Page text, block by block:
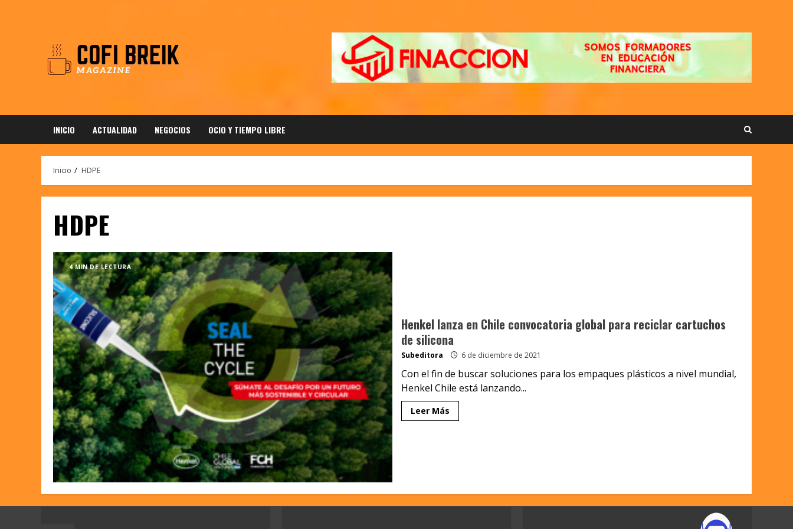
INICIO ACTUALIDAD NEGOCIOS OCIO Y TIEMPO LIBRE
Inicio HDPE
HDPE
4 MIN DE LECTURA
Henkel lanza en Chile convocatoria global para reciclar cartuchos
de silicona
Subeditora 6 de diciembre de 2021
Con el fin de buscar soluciones para los empaques plásticos a nivel mundial,
Henkel Chile está lanzando...
Leer Más